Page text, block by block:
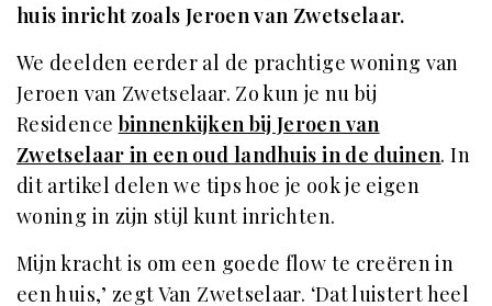
huis inricht zoals Jeroen van Zwetselaar.
We deelden eerder al de prachtige woning van
Jeroen van Zwetselaar. Zo kun je nu bij
Residence binnenkijken bij Jeroen van
Zwetselaar in een oud landhuis in de duinen. In
dit artikel delen we tips hoe je ook je eigen
woning in zijn stijl kunt inrichten.
Mijn kracht is om een goede flow te creëren in
een huis,’ zegt Van Zwetselaar. ‘Dat luistert heel